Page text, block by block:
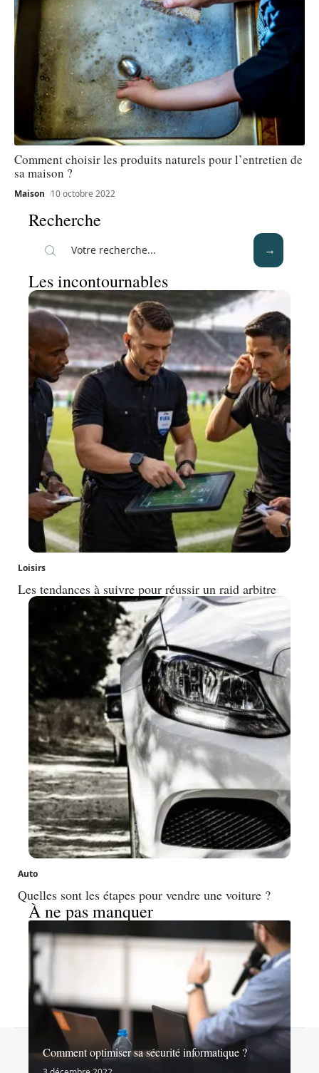
Comment choisir les produits naturels pour l’entretien de
sa maison ?
Maison 10 octobre 2022
Recherche
Les incontournables
Loisirs
Les tendances à suivre pour réussir un raid arbitre
Auto
Quelles sont les étapes pour vendre une voiture ?
À ne pas manquer
Comment optimiser sa sécurité informatique ?
© 2026 | noslibertes.org
Mentions légales Sitemap